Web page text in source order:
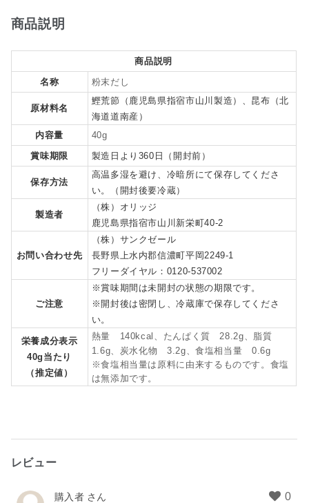
商品説明
商品説明
名称
粉末だし
原材料名
鰹荒節（鹿児島県指宿市山川製造）、昆布（北
海道道南産）
内容量
40g
賞味期限
製造日より360日（開封前）
保存方法
高温多湿を避け、冷暗所にて保存してくださ
い。（開封後要冷蔵）
製造者
（株）オリッジ
鹿児島県指宿市山川新栄町40-2
お問い合わせ先
（株）サンクゼール
長野県上水内郡信濃町平岡2249-1
フリーダイヤル：0120-537002
ご注意
※賞味期間は未開封の状態の期限です。
※開封後は密閉し、冷蔵庫で保存してくださ
い。
栄養成分表示
40g当たり
（推定値）
熱量 140kcal、たんぱく質 28.2g、脂質
1.6g、炭水化物 3.2g、食塩相当量 0.6g
※食塩相当量は原料に由来するものです。食塩
は無添加です。
レビュー
購入者